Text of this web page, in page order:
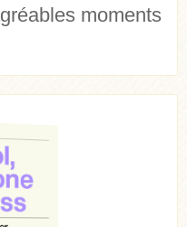
moments